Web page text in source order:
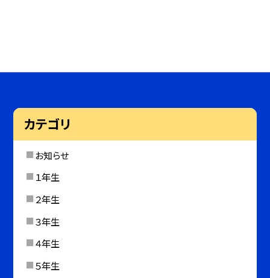
カテゴリ
お知らせ
１年生
２年生
３年生
４年生
５年生